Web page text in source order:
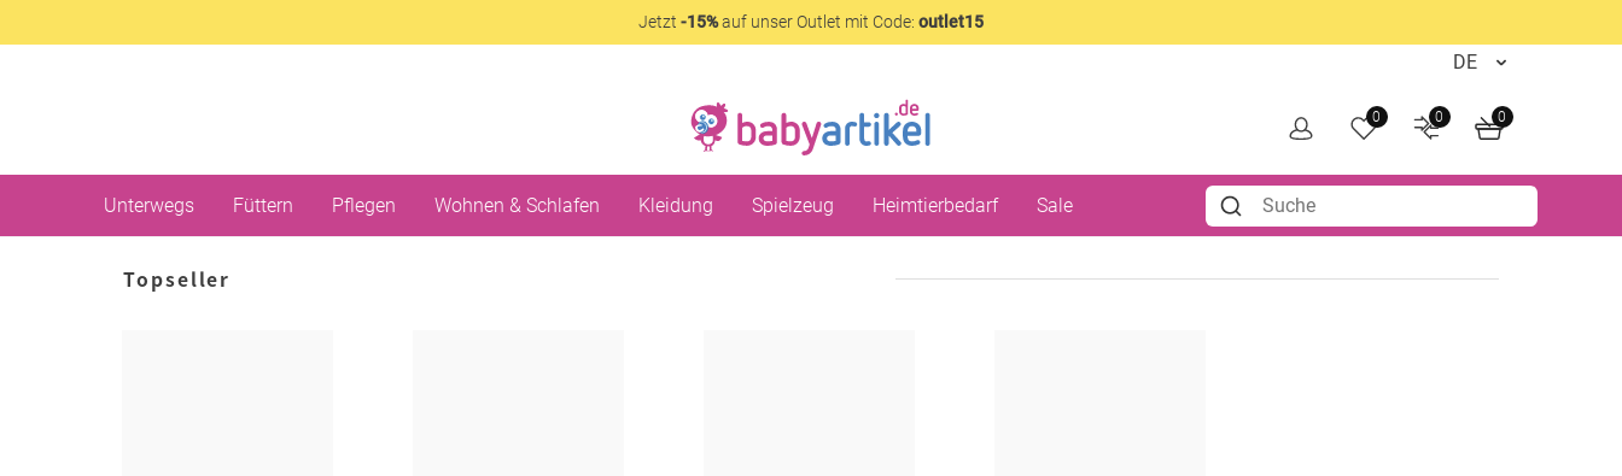
Jetzt -15%auf unser Outlet mit Code: outlet15
0 0 0
Unterwegs Füttern Pflegen Wohnen & Schlafen Kleidung Spielzeug Heimtierbedarf Sale
Topseller